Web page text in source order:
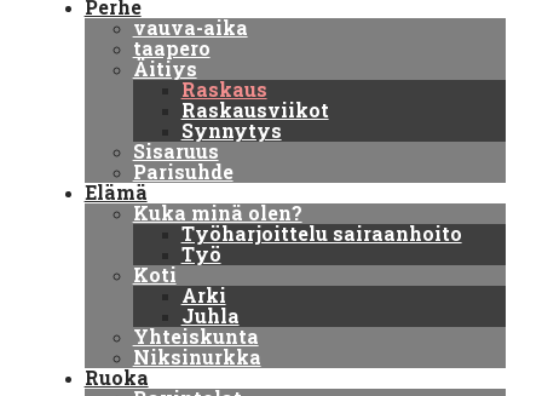
Perhe
vauva-aika
taapero
Äitiys
Raskaus
Raskausviikot
Synnytys
Sisaruus
Parisuhde
Elämä
Kuka minä olen?
Työharjoittelu sairaanhoito
Työ
Koti
Arki
Juhla
Yhteiskunta
Niksinurkka
Ruoka